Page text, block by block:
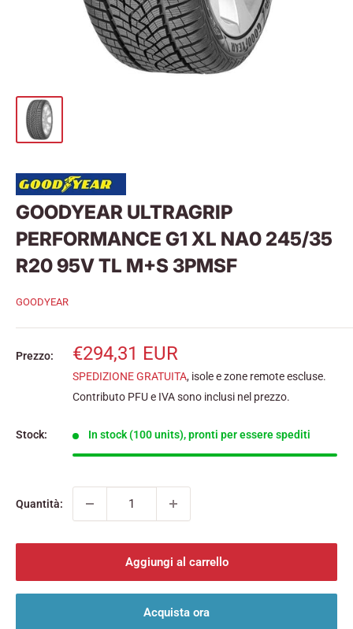
GOODYEAR ULTRAGRIP
PERFORMANCE G1 XL NA0 245/35
R20 95V TL M+S 3PMSF
GOODYEAR
Prezzo:
Prezzo
scontato
€294,31 EUR
SPEDIZIONE GRATUITA, isole e zone remote escluse.
Contributo PFU e IVA sono inclusi nel prezzo.
Stock: In stock (100 units), pronti per essere spediti
Quantità:
Aggiungi al carrello
Acquista ora